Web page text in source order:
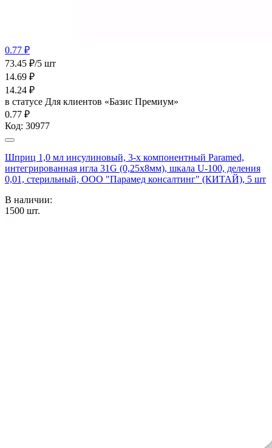
0.77 ₽
73.45 ₽/5 шт
14.69 ₽
14.24 ₽
в статусе Для клиентов «Базис Премиум»
0.77 ₽
Код: 30977
Шприц 1,0 мл инсулиновый, 3-х компонентный Paramed,
интегрированная игла 31G (0,25x8мм), шкала U-100, деления
0,01, стерильный, ООО "Парамед консалтинг" (КИТАЙ), 5 шт
В наличии:
1500 шт.